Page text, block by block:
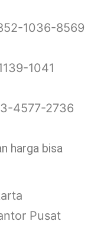
1036-8569
1041
4577-2736
harga bisa
Pusat